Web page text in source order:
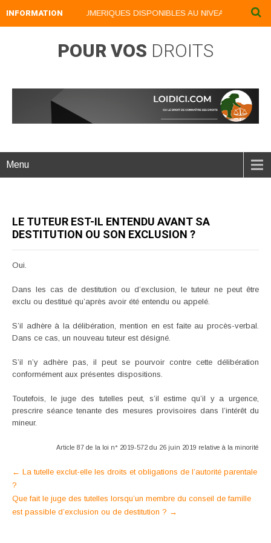
INFORMATION
NOS LIVRES NUMERIQUES DISPONIBLES AU NIVEAU DU
POUR VOS DROITS
Menu
LE TUTEUR EST-IL ENTENDU AVANT SA
DESTITUTION OU SON EXCLUSION ?
Oui.
Dans les cas de destitution ou d’exclusion, le tuteur ne peut être
exclu ou destitué qu’après avoir été entendu ou appelé.
S’il adhère à la délibération, mention en est faite au procès-verbal.
Dans ce cas, un nouveau tuteur est désigné.
S’il n’y adhère pas, il peut se pourvoir contre cette délibération
conformément aux présentes dispositions.
Toutefois, le juge des tutelles peut, s’il estime qu’il y a urgence,
prescrire séance tenante des mesures provisoires dans l’intérêt du
mineur.
Article 87 de la loi n° 2019-572 du 26 juin 2019 relative à la minorité
Post
navigation
← La tutelle exclut-elle les droits et obligations de l’autorité parentale
?
Que fait le juge des tutelles lorsqu’un membre du conseil de famille
est passible d’exclusion ou de destitution ? →